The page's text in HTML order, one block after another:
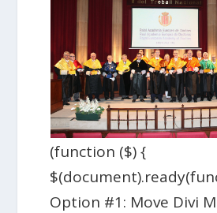
(function ($) {
Option #1: Move Divi